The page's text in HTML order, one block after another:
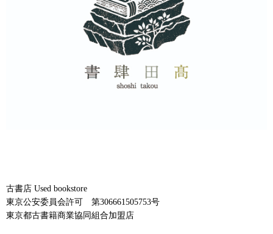
古書店 Used bookstore
東京公安委員会許可 第306661505753号
東京都古書籍商業協同組合加盟店